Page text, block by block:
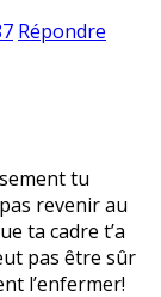
Répondre
tu
pas revenir au
ta cadre t’a
pas être sûr
l’enfermer!